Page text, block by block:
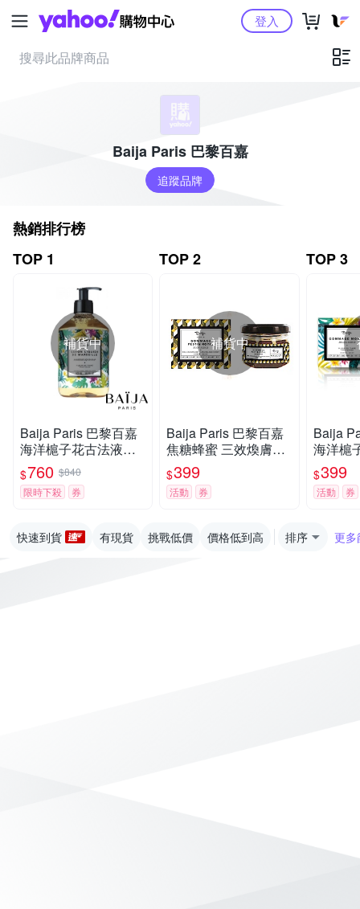
Yahoo購物中心登入
Baija Paris 巴黎百嘉
追蹤品牌
熱銷排行榜
TOP 1
補貨中
Baija Paris 巴黎百嘉
海洋槴子花古法液體
馬賽皂 500ml
$760 $840
限時下殺
券
TOP 2
補貨中
Baija Paris 巴黎百嘉
焦糖蜂蜜 三效煥膚原
生糖精去角質霜 60ml
$399
活動 券
TOP 3
Baija
海洋槴
雙質
$399
活動 券
快速到貨 有現貨 挑戰低價 價格低到高 排序 更多